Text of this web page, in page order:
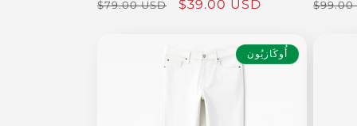
السعر
$79.00 USD
سعر
$39.00 USD
السعر
$99.00
أُوكَازيُون